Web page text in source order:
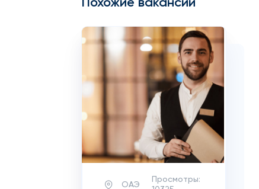
Похожие вакансии
ОАЭ
Просмотры: